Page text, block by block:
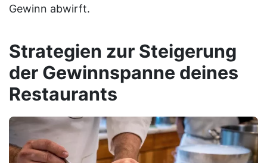
Gewinn abwirft.
Strategien zur Steigerung
der Gewinnspanne deines
Restaurants